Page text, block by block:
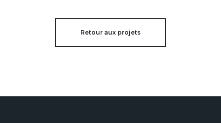
Retour aux projets